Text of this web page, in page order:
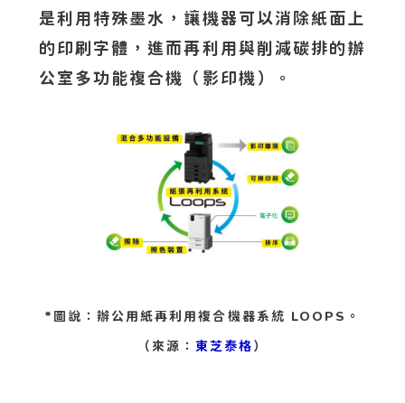
是利用特殊墨水，讓機器可以消除紙面上
的印刷字體，進而再利用與削減碳排的辦
公室多功能複合機（影印機）。
*圖說：辦公用紙再利用複合機器系統 LOOPS。
（來源： 東芝泰格）